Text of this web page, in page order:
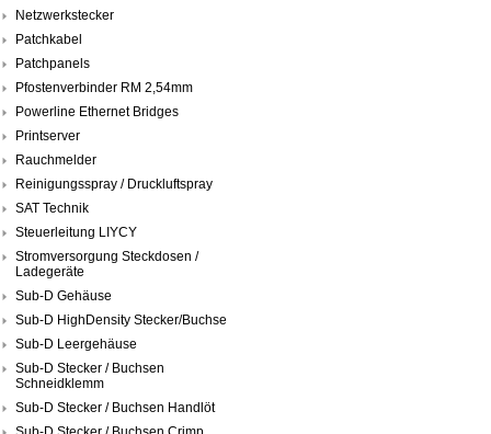
Netzwerkstecker
Patchkabel
Patchpanels
Pfostenverbinder RM 2,54mm
Powerline Ethernet Bridges
Printserver
Rauchmelder
Reinigungsspray / Druckluftspray
SAT Technik
Steuerleitung LIYCY
Stromversorgung Steckdosen /
Ladegeräte
Sub-D Gehäuse
Sub-D HighDensity Stecker/Buchse
Sub-D Leergehäuse
Sub-D Stecker / Buchsen
Schneidklemm
Sub-D Stecker / Buchsen Handlöt